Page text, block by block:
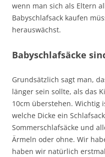
wenn man sich als Eltern
Babyschlafsack kaufen
herauswächst.
Babyschlafsäcke
Grundsätzlich sagt man,
länger sein sollte, als das
10cm überstehen. Wichtig
welche Dicke ein
Sommerschlafsäcke und
Ärmeln oder ohne. Wir
haben wir natürlich